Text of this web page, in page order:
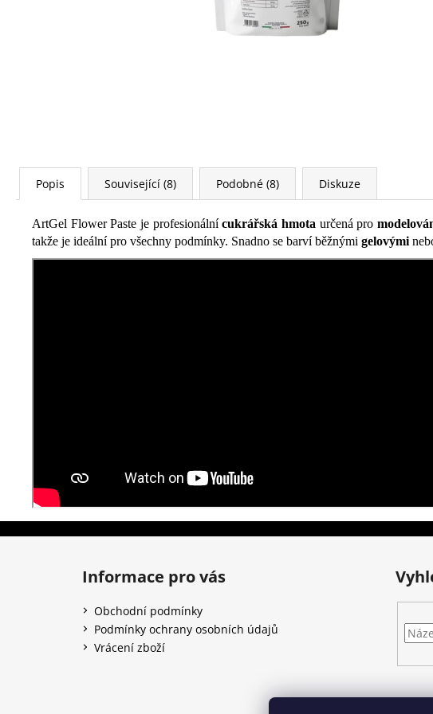
Popis Související (8) Podobné (8) Diskuze
ArtGel Flower Paste je profesionálnícukrářská hmota určená pro
takže je ideální pro všechny podmínky. Snadno se barví běžnými gelovými
Z
Informace pro vás
Obchodní podmínky
Podmínky ochrany osobních údajů
Vrácení zboží